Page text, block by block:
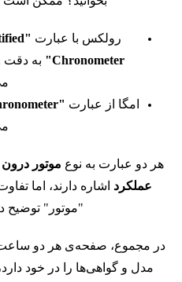
رولکس با عبارت
Chronometer"
به دقت
امگا از عبارت "Co-Axial Master Chronometer"
هر دو عبارت به نوع موتور
عملکرد اشاره دارند، اما
"موتور" توضیح
در مجموع، صفحه‌ی هر دو ساعت
مدل و گواهی‌ها را در خود